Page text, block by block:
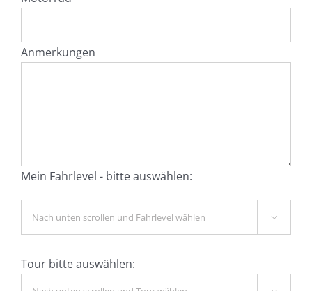
Anmerkungen
Mein Fahrlevel - bitte auswählen:

Tour bitte auswählen: